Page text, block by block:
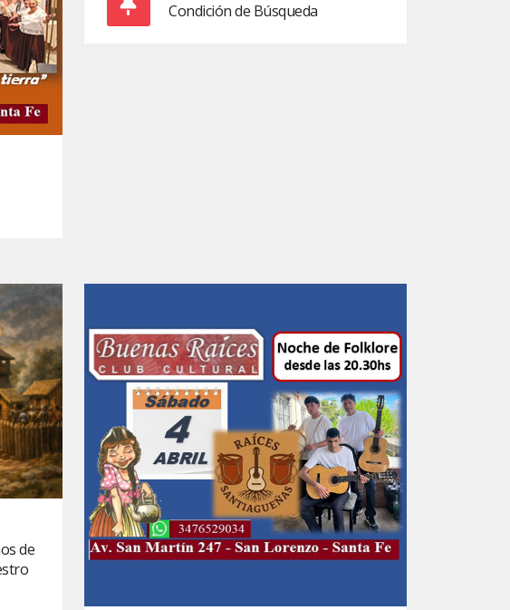
Condición de Búsqueda
de